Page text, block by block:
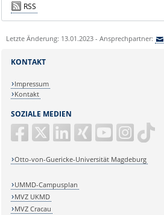
RSS
Letzte Änderung: 13.01.2023 - Ansprechpartner:
SOZIALE MEDIEN
Otto-von-Guericke-Universität Magdeburg
KONTAKT
Impressum
Kontakt
UMMD-Campusplan
MVZ UKMD
MVZ Cracau